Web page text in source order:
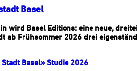
Basel
wird Basel Editions: eine neue,
ab Frühsommer 2026 drei